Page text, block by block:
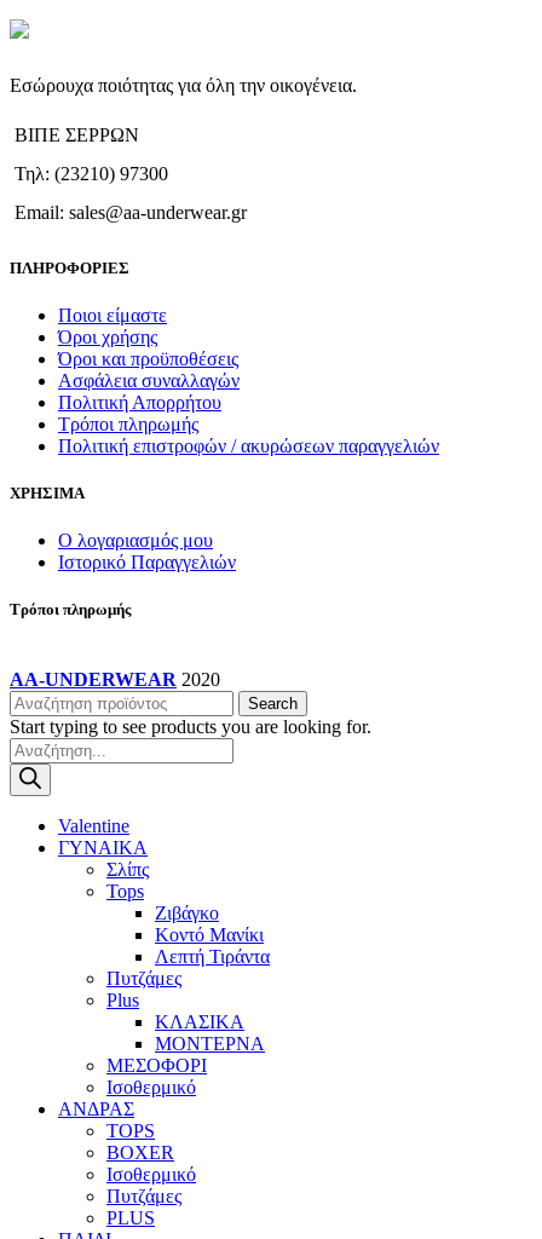
παραλλαγές.
Οι
μπορούν
επιλεγούν
στη
σελίδα
προϊόντος
Εσώρουχα ποιότητας για όλη την οικογένεια.
ΒΙΠΕ ΣΕΡΡΩΝ
Τηλ: (23210) 97300
Email: sales@aa-underwear.gr
ΠΛΗΡΟΦΟΡΙΕΣ
Ποιοι είμαστε
Όροι χρήσης
Όροι και προϋποθέσεις
Ασφάλεια συναλλαγών
Πολιτική Απορρήτου
Τρόποι πληρωμής
Πολιτική επιστροφών / ακυρώσεων παραγγελιών
ΧΡΗΣΙΜΑ
Ο λογαριασμός μου
Ιστορικό Παραγγελιών
Τρόποι πληρωμής
AA-UNDERWEAR 2020
Search
Start typing to see products you are looking for.
Products
search
Valentine
ΓΥΝΑΙΚΑ
Σλίπς
Tops
Ζιβάγκο
Κοντό Μανίκι
Λεπτή Τιράντα
Πυτζάμες
Plus
ΚΛΑΣΙΚΑ
ΜΟΝΤΕΡΝΑ
ΜΕΣΟΦΟΡΙ
Ισοθερμικό
ΑΝΔΡΑΣ
TOPS
BOXER
Ισοθερμικό
Πυτζάμες
PLUS